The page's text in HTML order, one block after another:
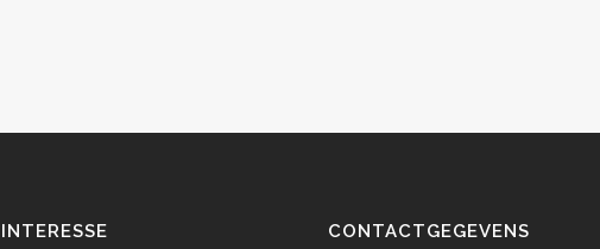
INTERESSE CONTACTGEGEVENS